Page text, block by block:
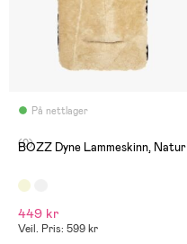
På nettlager
(0)
BOZZ Dyne Lammeskinn, Natur
449 kr
Veil. Pris: 599 kr